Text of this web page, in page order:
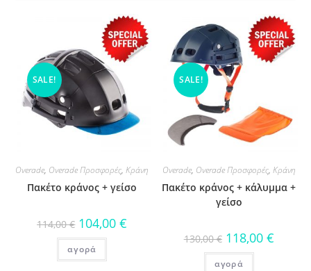
SALE!
Overade, Overade Προσφορές,Κράνη
Πακέτο κράνος + γείσο
114,00€ 104,00€
αγορά
SALE!
Overade, Overade Προσφορές, Κράνη
Πακέτο κράνος + κάλυμμα +
γείσο
130,00€ 118,00 €
αγορά